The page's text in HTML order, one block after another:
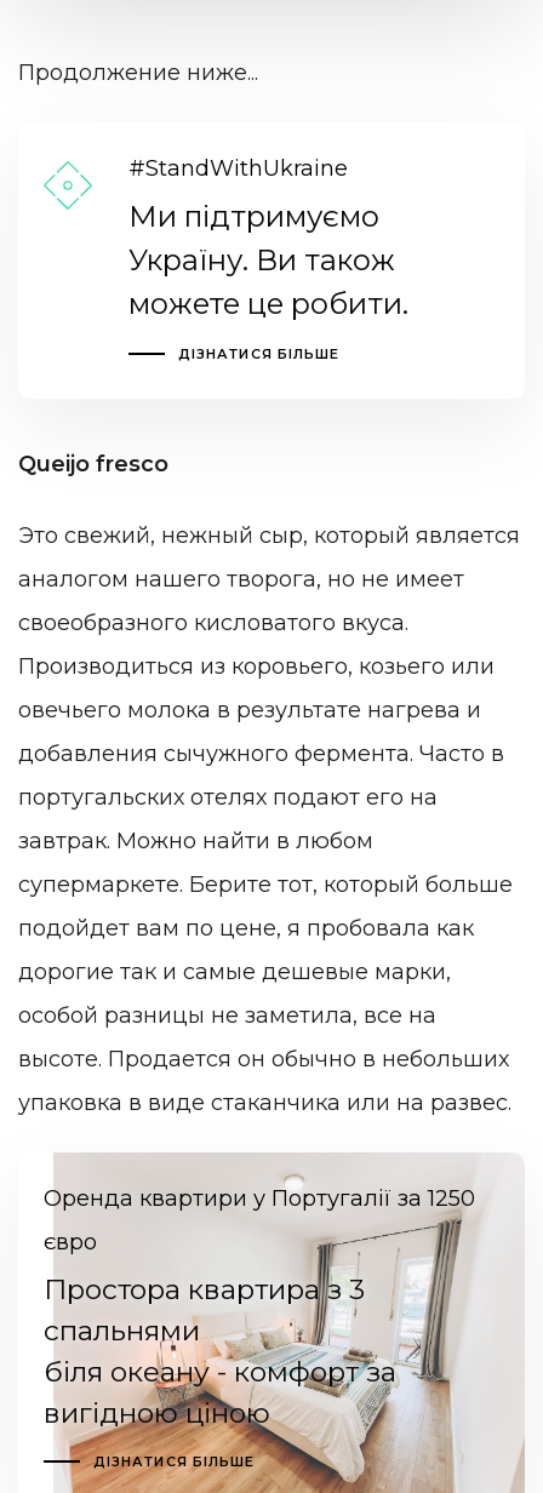
Продолжение ниже...
#StandWithUkraine
Ми підтримуємо
Україну. Ви також
можете це робити.
ДІЗНАТИСЯ БІЛЬШЕ
Queijo fresco
Это свежий, нежный сыр, который является
аналогом нашего творога, но не имеет
своеобразного кисловатого вкуса.
Производиться из коровьего, козьего или
овечьего молока в результате нагрева и
добавления сычужного фермента. Часто в
португальских отелях подают его на
завтрак. Можно найти в любом
супермаркете. Берите тот, который больше
подойдет вам по цене, я пробовала как
дорогие так и самые дешевые марки,
особой разницы не заметила, все на
высоте. Продается он обычно в небольших
упаковка в виде стаканчика или на развес.
Оренда квартири у Португалії за 1250
євро
Простора квартира з 3
спальнями
біля океану - комфорт за
вигідною ціною
ДІЗНАТИСЯ БІЛЬШЕ